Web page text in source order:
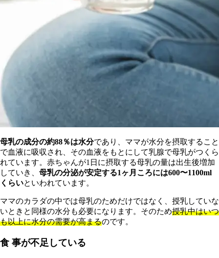
母乳の成分の約88％は水分であり、ママが水分を摂取すること
で血液に吸収され、その血液をもとにして乳腺で母乳がつくら
れています。赤ちゃんが1日に摂取する母乳の量は出生後増加
していき、 母乳の分泌が安定する1ヶ月ころには600〜1100ml
くらいといわれています。
ママのカラダの中では母乳のためだけではなく、授乳していな
いときと同様の水分も必要になります。そのため授乳中はいつ
も以上に水分の需要が高まるのです。
食 事が不足している